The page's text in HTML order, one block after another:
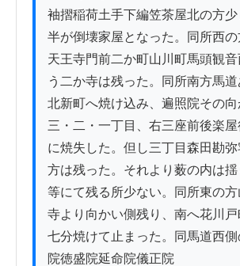
袖摺稲荷土手下編笠茶屋北の方
半が倒壊家屋となった。同所西の
天王寺門前二か町山川町馬頭観
う二か寺は残った。同所南方馬道
北新町へ焼け込み、遍照院その
三・二・一丁目、右三座前後楽
に焼失した。但し三丁目森田勘
方は残った。それより薮の内は揺
等にて残る所少ない。同所東の
寺より向かい側残り、南へ花川
七分焼けて止まった。同馬道西
院徳盛院延命院儀正院